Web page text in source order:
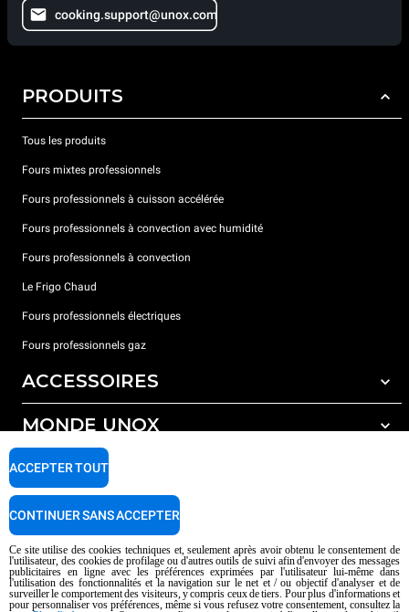
cooking.support@unox.com
PRODUITS
Tous les produits
Fours mixtes professionnels
Fours professionnels à cuisson accélérée
Fours professionnels à convection avec humidité
Fours professionnels à convection
Le Frigo Chaud
Fours professionnels électriques
Fours professionnels gaz
ACCESSOIRES
Tous les accessoires
Détergents pour lavage automatique
Détergents pour lavage manuel
Traitement de l'eau avec filtres à résine
Traitement de l'eau par osmose inverse
MONDE UNOX
Nos bureaux dans le monde
SUPPORT
Garantie Unox
Trouver les Revendeurs
Trouver les Centres SAV
AI Content Disclaimer Privacy policy Cookie policy
Ce site utilise des cookies techniques et, seulement après avoir obtenu le consentement de
l'utilisateur, des cookies de profilage ou d'autres outils de suivi afin d'envoyer des messages
publicitaires en ligne avec les préférences exprimées par l'utilisateur lui-même dans
l'utilisation des fonctionnalités et la navigation sur le net et / ou objectif d'analyser et de
surveiller le comportement des visiteurs, y compris ceux de tiers. Pour plus d'informations et
pour personnaliser vos préférences, même si vous refusez votre consentement, consultez la
ACCEPTER TOUT
CONTINUER SANS ACCEPTER